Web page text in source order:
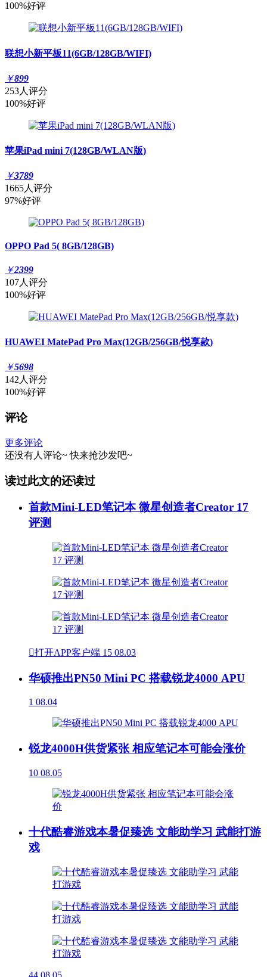
100%好评
联想小新平板11(6GB/128GB/WIFI)
￥899
253人评分
100%好评
苹果iPad mini 7(128GB/WLAN版)
￥3789
1665人评分
97%好评
OPPO Pad 5( 8GB/128GB)
￥2399
107人评分
100%好评
HUAWEI MatePad Pro Max(12GB/256GB/悦享款)
￥5698
142人评分
100%好评
评论
更多评论
还没有人评论~ 快来抢沙发吧~
读过此文的还读过
首款Mini-LED笔记本 微星创造者Creator 17
评测
打开APP客户端 15 08.03
华硕推出PN50 Mini PC 搭载锐龙4000 APU
1 08.04
锐龙4000H供货紧张 相应笔记本可能会涨价
10 08.05
十代酷睿游戏本暑促臻选 文能助学习 武能打游
戏